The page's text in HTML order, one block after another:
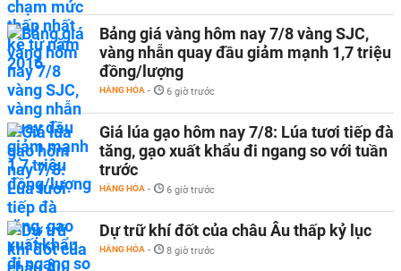
Bảng giá vàng hôm nay 7/8 vàng SJC,
vàng nhẫn quay đầu giảm mạnh 1,7 triệu
đồng/lượng
HÀNG HÓA - 6 giờ trước
Giá lúa gạo hôm nay 7/8: Lúa tươi tiếp đà
tăng, gạo xuất khẩu đi ngang so với tuần
trước
HÀNG HÓA - 6 giờ trước
Dự trữ khí đốt của châu Âu thấp kỷ lục
HÀNG HÓA - 8 giờ trước